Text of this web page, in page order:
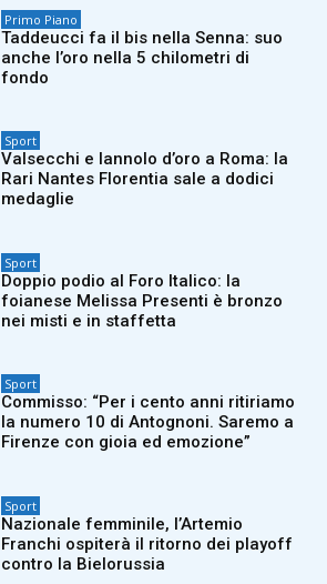
Primo Piano
Taddeucci fa il bis nella Senna: suo
anche l’oro nella 5 chilometri di
fondo
Sport
Valsecchi e Iannolo d’oro a Roma: la
Rari Nantes Florentia sale a dodici
medaglie
Sport
Doppio podio al Foro Italico: la
foianese Melissa Presenti è bronzo
nei misti e in staffetta
Sport
Commisso: “Per i cento anni ritiriamo
la numero 10 di Antognoni. Saremo a
Firenze con gioia ed emozione”
Sport
Nazionale femminile, l’Artemio
Franchi ospiterà il ritorno dei playoff
contro la Bielorussia